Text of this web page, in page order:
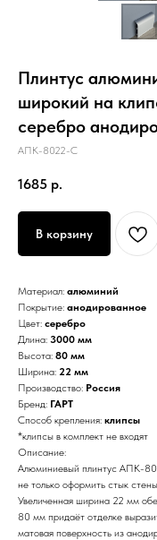
Плинтус
широкий на
серебро
АПК-8022-С
1685 р.
В корзину
Материал: алюминий
Покрытие: анодированное
Цвет: серебро
Длина: 3000 мм
Высота: 80 мм
Ширина: 22 мм
Производство: Россия
Бренд: ГАРТ
Способ крепления: клипсы
*клипсы в комплект не входят
Описание:
Алюминиевый плинтус АПК-
не только оформить стык
Увеличенная ширина 22 мм
80 мм придаёт отделке
матовая поверхность из